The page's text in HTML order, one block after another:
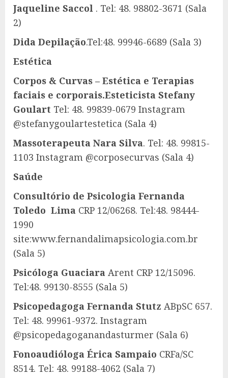
Jaqueline Saccol . Tel: 48. 98802-3671 (Sala
2)
Dida Depilação.Tel:48. 99946-6689 (Sala 3)
Estética
Corpos & Curvas – Estética e Terapias
faciais e corporais.Esteticista Stefany
Goulart Tel: 48. 99839-0679 Instagram
@stefanygoulartestetica (Sala 4)
Massoterapeuta Nara Silva. Tel: 48. 99815-
1103 Instagram @corposecurvas (Sala 4)
Saúde
Consultório de Psicologia Fernanda
Toledo Lima CRP 12/06268. Tel:48. 98444-
1990
site:www.fernandalimapsicologia.com.br
(Sala 5)
Psicóloga Guaciara Arent CRP 12/15096.
Tel:48. 99130-8555 (Sala 5)
Psicopedagoga Fernanda Stutz ABpSC 657.
Tel: 48. 99961-9372. Instagram
@psicopedagoganandasturmer (Sala 6)
Fonoaudióloga Érica Sampaio CRFa/SC
8514. Tel: 48. 99188-4062 (Sala 7)